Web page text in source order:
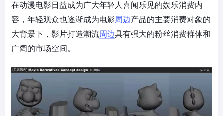
在动漫电影日益成为广大年轻人喜闻乐见的娱乐消费内
容，年轻观众也逐渐成为电影周边产品的主要消费对象的
大背景下，影片打造潮流周边具有强大的粉丝消费群体和
广阔的市场空间。